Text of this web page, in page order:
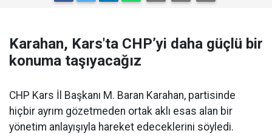
Karahan, Kars'ta CHP’yi daha güçlü bir
konuma taşıyacağız
CHP Kars İl Başkanı M. Baran Karahan, partisinde
hiçbir ayrım gözetmeden ortak aklı esas alan bir
yönetim anlayışıyla hareket edeceklerini söyledi.